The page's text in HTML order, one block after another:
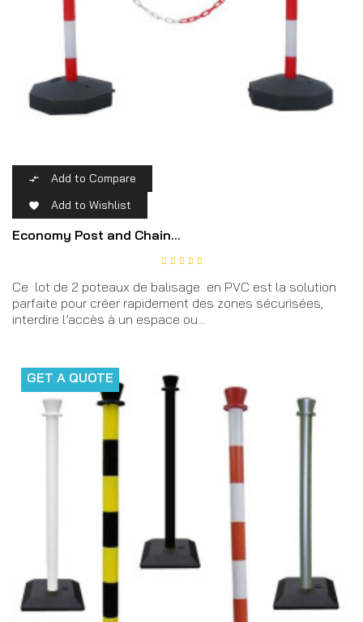
 Add to Compare
 Add to Wishlist
Economy Post and Chain...
Ce lot de 2 poteaux de balisage en PVC est la solution
parfaite pour créer rapidement des zones sécurisées,
interdire l’accès à un espace ou...
GET A QUOTE